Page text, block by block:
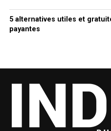
5 alternatives utiles et
payantes